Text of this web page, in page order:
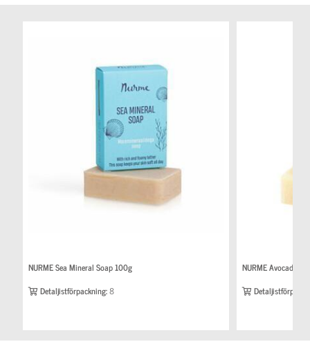
NURME Sea Mineral Soap 100g
Detaljistförpackning:8
NURME Avocado